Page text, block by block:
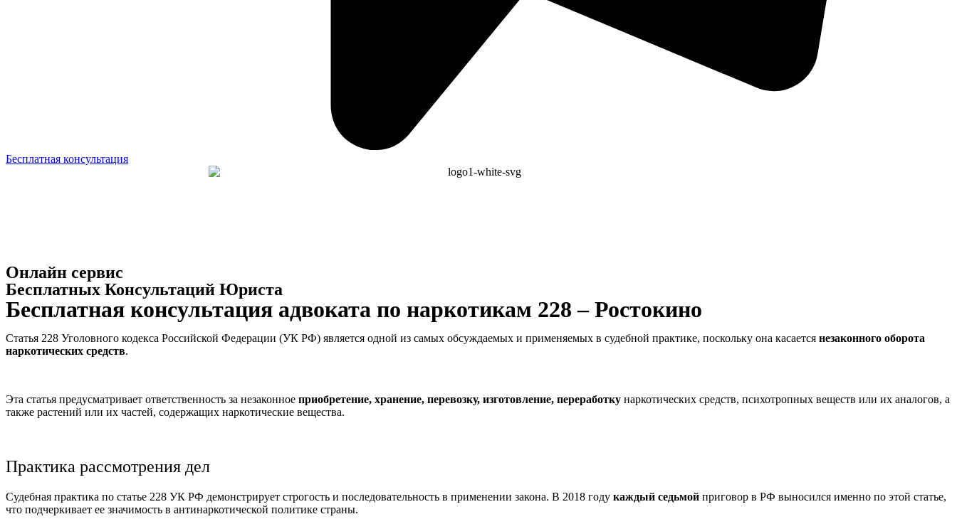
Бесплатная консультация
Онлайн сервис
Бесплатных Консультаций Юриста
Бесплатная консультация адвоката по наркотикам 228 – Ростокино
Статья 228 Уголовного кодекса Российской Федерации (УК РФ) является одной из самых обсуждаемых и применяемых в судебной практике, поскольку она касается незаконного оборота
наркотических средств.
Эта статья предусматривает ответственность за незаконное приобретение, хранение, перевозку, изготовление, переработку наркотических средств, психотропных веществ или их аналогов, а
также растений или их частей, содержащих наркотические вещества.
Практика рассмотрения дел
Судебная практика по статье 228 УК РФ демонстрирует строгость и последовательность в применении закона. В 2018 году каждый седьмой приговор в РФ выносился именно по этой статье,
что подчеркивает ее значимость в антинаркотической политике страны.